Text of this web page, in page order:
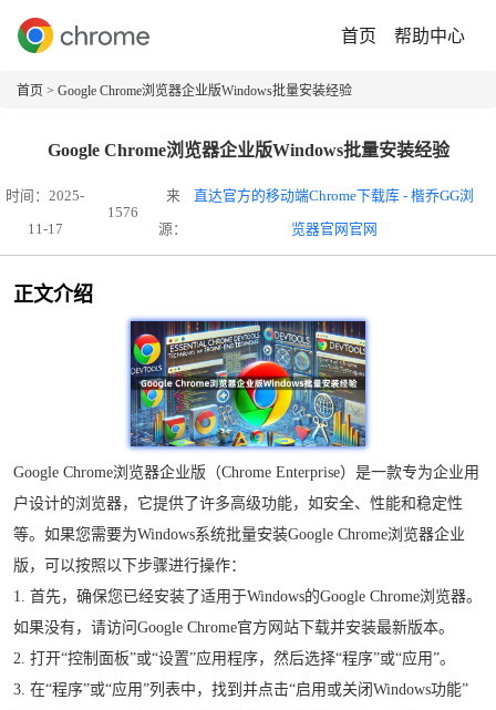
首页 帮助中心
首页 > Google Chrome浏览器企业版Windows批量安装经验
Google Chrome浏览器企业版Windows批量安装经验
时间：2025-
11-17
1576
来
源：
直达官方的移动端Chrome下载库 - 楷乔GG浏
览器官网官网
正文介绍
Google Chrome浏览器企业版（Chrome Enterprise）是一款专为企业用
户设计的浏览器，它提供了许多高级功能，如安全、性能和稳定性
等。如果您需要为Windows系统批量安装Google Chrome浏览器企业
版，可以按照以下步骤进行操作：
1. 首先，确保您已经安装了适用于Windows的Google Chrome浏览器。
如果没有，请访问Google Chrome官方网站下载并安装最新版本。
2. 打开“控制面板”或“设置”应用程序，然后选择“程序”或“应用”。
3. 在“程序”或“应用”列表中，找到并点击“启用或关闭Windows功能”